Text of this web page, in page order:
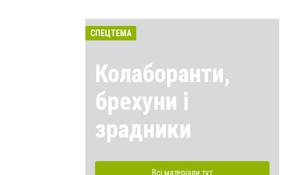
СПЕЦТЕМА
Колаборанти,
брехуни і
зрадники
Всі матеріали тут